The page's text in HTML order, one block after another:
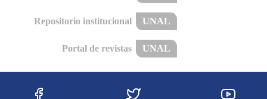
Repositorio institucional UNAL
Portal de revistas UNAL